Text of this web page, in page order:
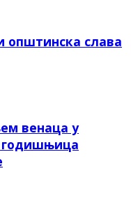
општинска слава
венаца у
годишњица